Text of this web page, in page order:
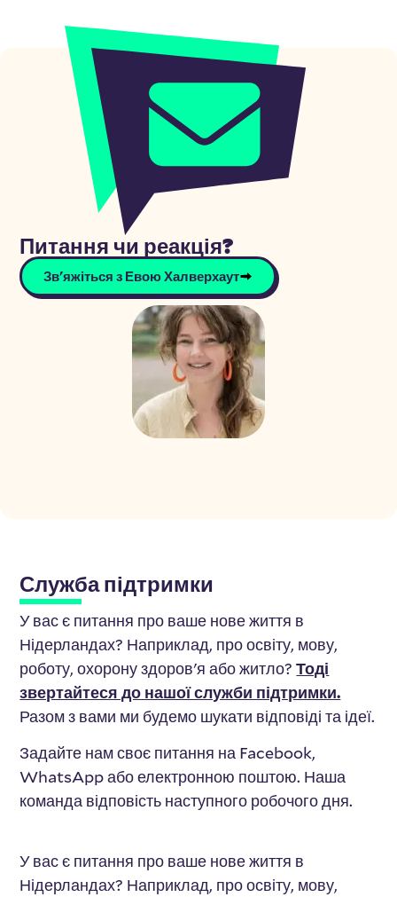
Питання чи реакція?
Зв'яжіться з Евою Халверхаут
Служба підтримки
У вас є питання про ваше нове життя в
Нідерландах? Наприклад, про освіту, мову,
роботу, охорону здоров'я або житло?Тоді
звертайтеся до нашої служби підтримки.
Разом з вами ми будемо шукати відповіді та ідеї.
Задайте нам своє питання на Facebook,
WhatsApp або електронною поштою. Наша
команда відповість наступного робочого дня.
У вас є питання про ваше нове життя в
Нідерландах? Наприклад, про освіту, мову,